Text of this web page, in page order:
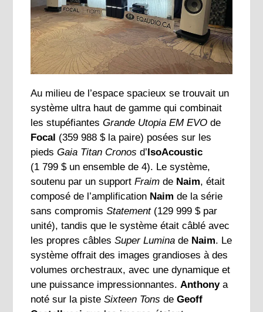
Au milieu de l’espace spacieux se trouvait un
système ultra haut de gamme qui combinait
les stupéfiantesGrande Utopia EM EVO de
Focal (359 988 $ la paire) posées sur les
piedsGaia Titan Cronos d’IsoAcoustic
(1 799 $ un ensemble de 4). Le système,
soutenu par un supportFraim de Naim, était
composé de l’amplification Naim de la série
sans compromisStatement(129 999 $ par
unité), tandis que le système était câblé avec
les propres câblesSuper Lumina de Naim. Le
système offrait des images grandioses à des
volumes orchestraux, avec une dynamique et
une puissance impressionnantes. Anthonya
noté sur la pisteSixteen Tons deGeoff